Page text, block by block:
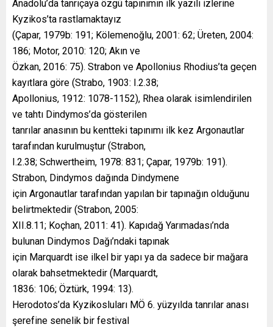
Anadolu’da tanrıçaya özgü tapınımın ilk yazılı izlerine
Kyzikos’ta rastlamaktayız
(Çapar, 1979b: 191; Kölemenoğlu, 2001: 62; Üreten, 2004:
186; Motor, 2010: 120; Akın ve
Özkan, 2016: 75). Strabon ve Apollonius Rhodius’ta geçen
kayıtlara göre (Strabo, 1903: I.2.38;
Apollonius, 1912: 1078-1152), Rhea olarak isimlendirilen
ve tahtı Dindymos’da gösterilen
tanrılar anasının bu kentteki tapınımı ilk kez Argonautlar
tarafından kurulmuştur (Strabon,
I.2.38; Schwertheim, 1978: 831; Çapar, 1979b: 191).
Strabon, Dindymos dağında Dindymene
için Argonautlar tarafından yapılan bir tapınağın olduğunu
belirtmektedir (Strabon, 2005:
XII.8.11; Koçhan, 2011: 41). Kapıdağ Yarımadası’nda
bulunan Dindymos Dağı’ndaki tapınak
için Marquardt ise ilkel bir yapı ya da sadece bir mağara
olarak bahsetmektedir (Marquardt,
1836: 106; Öztürk, 1994: 13).
Herodotos’da Kyzikosluları MÖ 6. yüzyılda tanrılar anası
şerefine senelik bir festival